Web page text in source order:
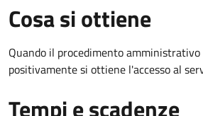
Cosa si ottiene
Quando il procedimento amministrativo
positivamente si ottiene l'accesso al
Tempi e scadenze